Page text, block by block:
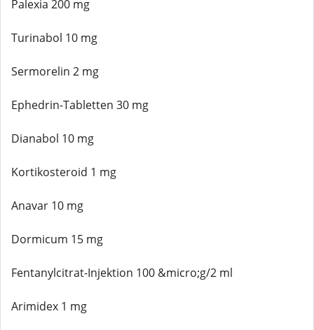
Palexia 200 mg
Turinabol 10 mg
Sermorelin 2 mg
Ephedrin-Tabletten 30 mg
Dianabol 10 mg
Kortikosteroid 1 mg
Anavar 10 mg
Dormicum 15 mg
Fentanylcitrat-Injektion 100 &micro;g/2 ml
Arimidex 1 mg